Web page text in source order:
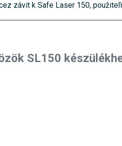
SL150
závit k Safe Laser 150,